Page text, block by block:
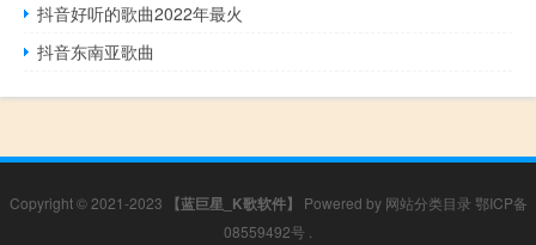
抖音好听的歌曲2022年最火
抖音东南亚歌曲
Copyright © 2021-2023 【蓝巨星_K歌软件】 Powered by 网站分类目录 鄂ICP备
08559492号